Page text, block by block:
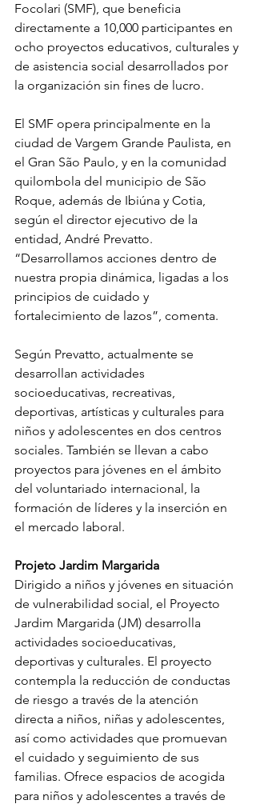
Focolari (SMF), que beneficia
directamente a 10,000 participantes en
ocho proyectos educativos, culturales y
de asistencia social desarrollados por
la organización sin fines de lucro.
El SMF opera principalmente en la
ciudad de Vargem Grande Paulista, en
el Gran São Paulo, y en la comunidad
quilombola del municipio de São
Roque, además de Ibiúna y Cotia,
según el director ejecutivo de la
entidad, André Prevatto.
“Desarrollamos acciones dentro de
nuestra propia dinámica, ligadas a los
principios de cuidado y
fortalecimiento de lazos”, comenta.
Según Prevatto, actualmente se
desarrollan actividades
socioeducativas, recreativas,
deportivas, artísticas y culturales para
niños y adolescentes en dos centros
sociales. También se llevan a cabo
proyectos para jóvenes en el ámbito
del voluntariado internacional, la
formación de líderes y la inserción en
el mercado laboral.
Projeto Jardim Margarida
Dirigido a niños y jóvenes en situación
de vulnerabilidad social, el Proyecto
Jardim Margarida (JM) desarrolla
actividades socioeducativas,
deportivas y culturales. El proyecto
contempla la reducción de conductas
de riesgo a través de la atención
directa a niños, niñas y adolescentes,
así como actividades que promuevan
el cuidado y seguimiento de sus
familias. Ofrece espacios de acogida
para niños y adolescentes a través de